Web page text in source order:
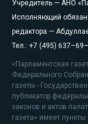
Учредитель — АНО
Исполняющий
редактора —
Тел.: +7 (495)
«Парламентская
Федерального
газеты -
публикатор
законов и актов
газета» имеет